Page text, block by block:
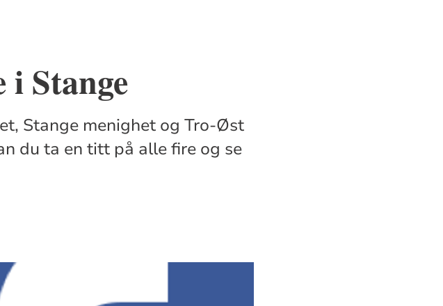
Stange
Stange menighet og Tro-Øst
du ta en titt på alle fire og se